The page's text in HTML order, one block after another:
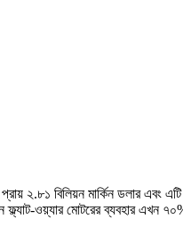
প্রায় ২.৮১ বিলিয়ন মার্কিন ডলার
ওয়্যার মোটরের ব্যবহার এখন